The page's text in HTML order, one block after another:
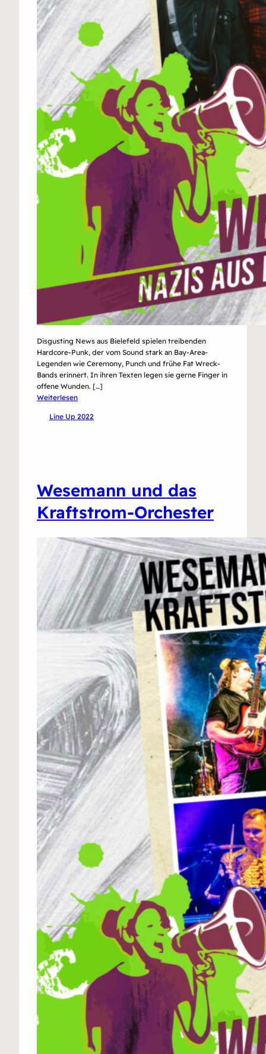
Disgusting News aus Bielefeld spielen treibenden
Hardcore-Punk, der vom Sound stark an Bay-Area-
Legenden wie Ceremony, Punch und frühe Fat Wreck-
Bands erinnert. In ihren Texten legen sie gerne Finger in
offene Wunden. […]
Weiterlesen:
News
Line Up 2022
Wesemann und das
Kraftstrom-Orchester